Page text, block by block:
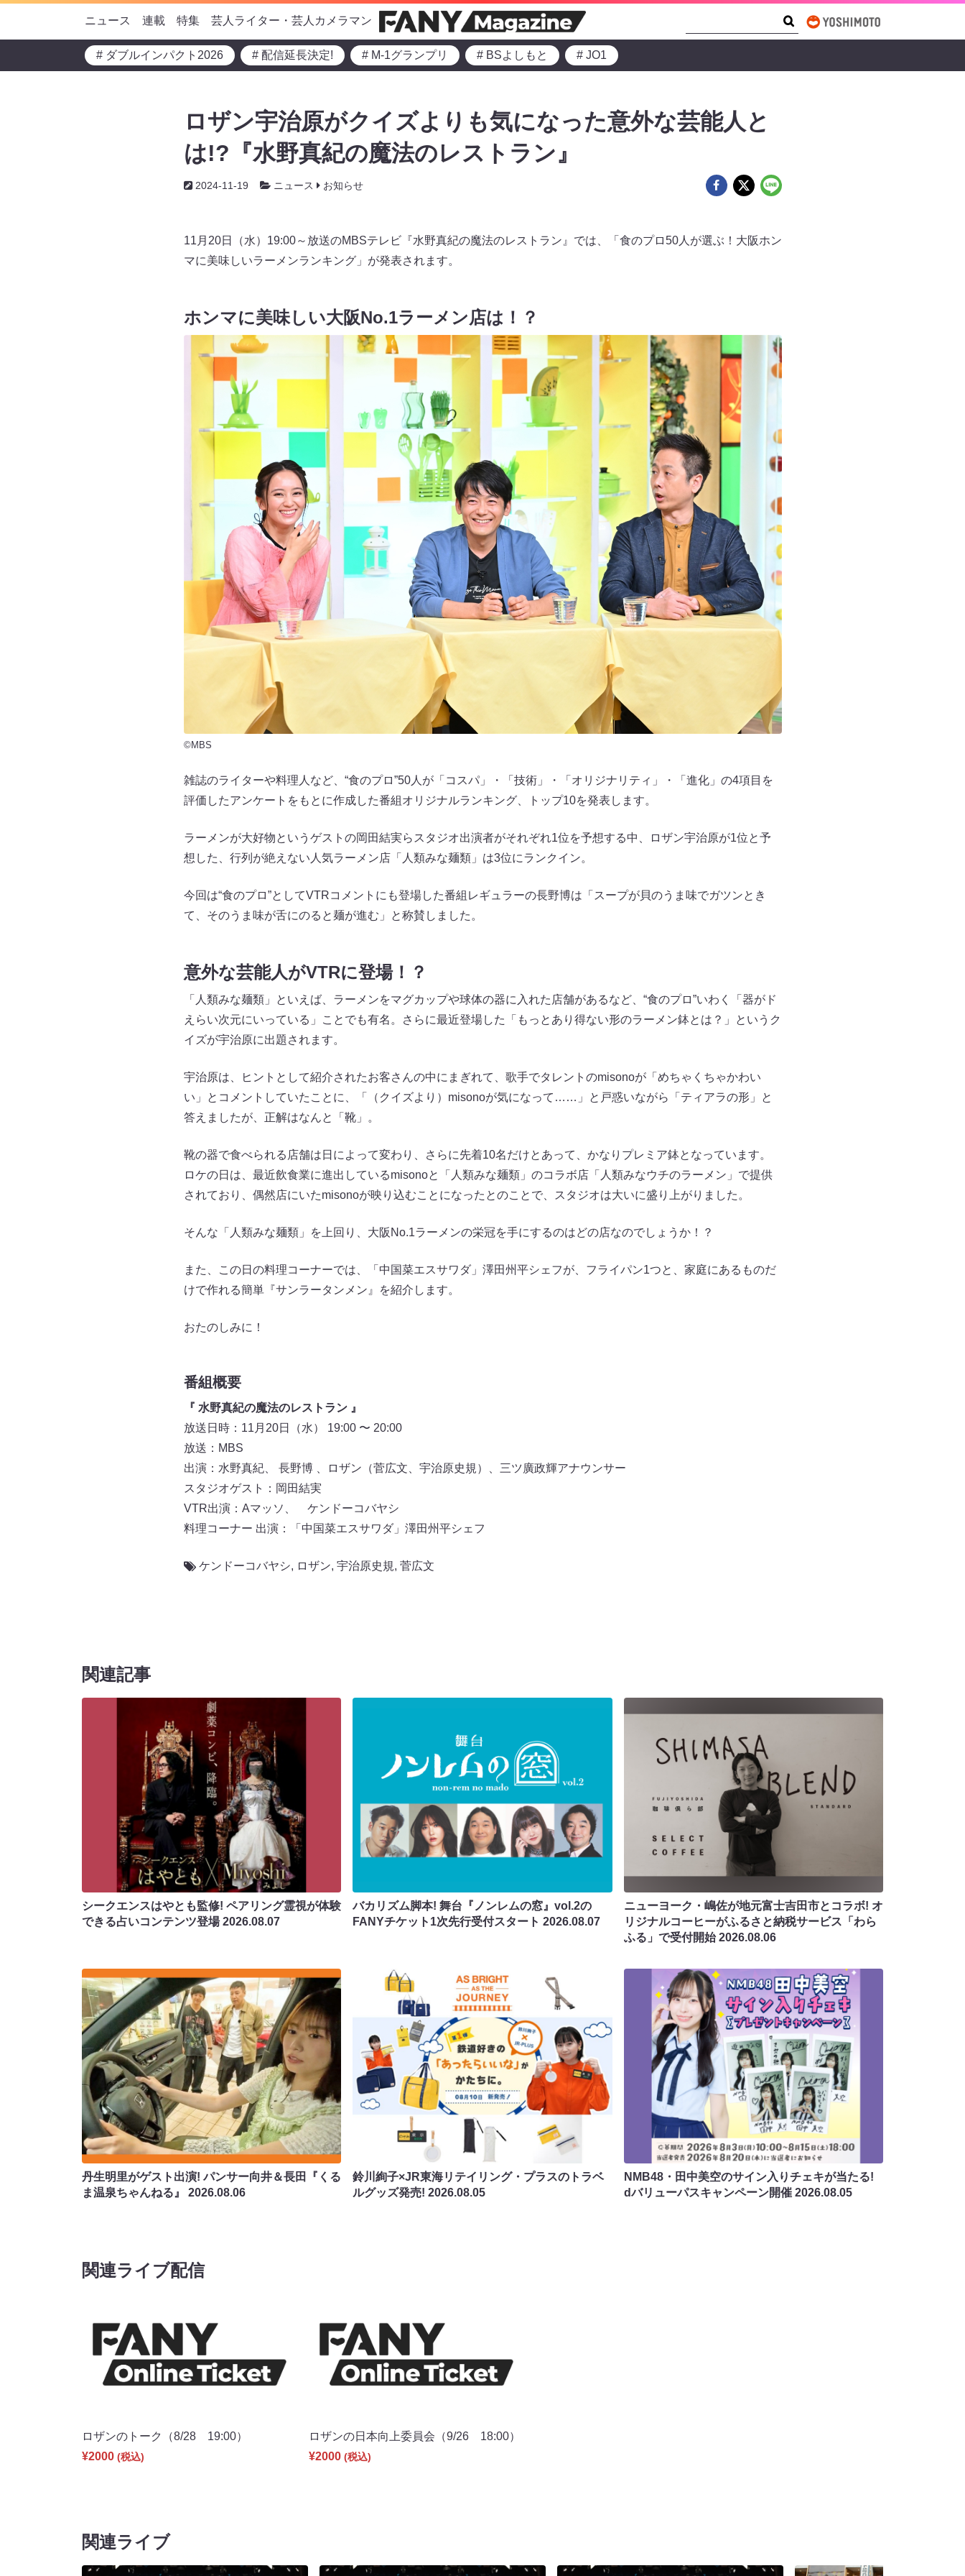
ニュース 連載 特集 芸人ライター・芸人カメラマン
# ダブルインパクト2026 # 配信延長決定! # M-1グランプリ # BSよしもと # JO1
ロザン宇治原がクイズよりも気になった意外な芸能人と
は!?『水野真紀の魔法のレストラン』
2024-11-19 ニュース お知らせ
11月20日（水）19:00～放送のMBSテレビ『水野真紀の魔法のレストラン』では、「食のプロ50人が選ぶ！大阪ホン
マに美味しいラーメンランキング」が発表されます。
ホンマに美味しい大阪No.1ラーメン店は！？
©MBS
雑誌のライターや料理人など、“食のプロ”50人が「コスパ」・「技術」・「オリジナリティ」・「進化」の4項目を
評価したアンケートをもとに作成した番組オリジナルランキング、トップ10を発表します。
ラーメンが大好物というゲストの岡田結実らスタジオ出演者がそれぞれ1位を予想する中、ロザン宇治原が1位と予
想した、行列が絶えない人気ラーメン店「人類みな麺類」は3位にランクイン。
今回は“食のプロ”としてVTRコメントにも登場した番組レギュラーの長野博は「スープが貝のうま味でガツンとき
て、そのうま味が舌にのると麺が進む」と称賛しました。
意外な芸能人がVTRに登場！？
「人類みな麺類」といえば、ラーメンをマグカップや球体の器に入れた店舗があるなど、“食のプロ”いわく「器がド
えらい次元にいっている」ことでも有名。さらに最近登場した「もっとあり得ない形のラーメン鉢とは？」というク
イズが宇治原に出題されます。
宇治原は、ヒントとして紹介されたお客さんの中にまぎれて、歌手でタレントのmisonoが「めちゃくちゃかわい
い」とコメントしていたことに、「（クイズより）misonoが気になって……」と戸惑いながら「ティアラの形」と
答えましたが、正解はなんと「靴」。
靴の器で食べられる店舗は日によって変わり、さらに先着10名だけとあって、かなりプレミア鉢となっています。
ロケの日は、最近飲食業に進出しているmisonoと「人類みな麺類」のコラボ店「人類みなウチのラーメン」で提供
されており、偶然店にいたmisonoが映り込むことになったとのことで、スタジオは大いに盛り上がりました。
そんな「人類みな麺類」を上回り、大阪No.1ラーメンの栄冠を手にするのはどの店なのでしょうか！？
また、この日の料理コーナーでは、「中国菜エスサワダ」澤田州平シェフが、フライパン1つと、家庭にあるものだ
けで作れる簡単『サンラータンメン』を紹介します。
おたのしみに！
番組概要
『 水野真紀の魔法のレストラン 』
放送日時：11月20日（水） 19:00 〜 20:00
放送：MBS
出演：水野真紀、 長野博 、ロザン（菅広文、宇治原史規）、三ツ廣政輝アナウンサー
スタジオゲスト：岡田結実
VTR出演：Aマッソ、 ケンドーコバヤシ
料理コーナー 出演：「中国菜エスサワダ」澤田州平シェフ
ケンドーコバヤシ, ロザン, 宇治原史規, 菅広文
関連記事
シークエンスはやとも監修! ペアリング霊視が体験
できる占いコンテンツ登場2026.08.07
バカリズム脚本! 舞台『ノンレムの窓』vol.2の
FANYチケット1次先行受付スタート2026.08.07
ニューヨーク・嶋佐が地元富士吉田市とコラボ! オ
リジナルコーヒーがふるさと納税サービス「わら
ふる」で受付開始2026.08.06
丹生明里がゲスト出演! パンサー向井＆長田『くる
ま温泉ちゃんねる』 2026.08.06
鈴川絢子×JR東海リテイリング・プラスのトラベ
ルグッズ発売!2026.08.05
NMB48・田中美空のサイン入りチェキが当たる!
dバリューパスキャンペーン開催 2026.08.05
関連ライブ配信
ロザンのトーク（8/28 19:00）
¥2000 (税込)
ロザンの日本向上委員会（9/26 18:00）
¥2000 (税込)
関連ライブ